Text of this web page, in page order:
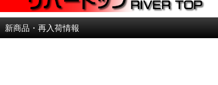
新商品・再入荷情報